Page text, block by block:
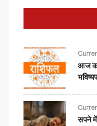
आज
सपने